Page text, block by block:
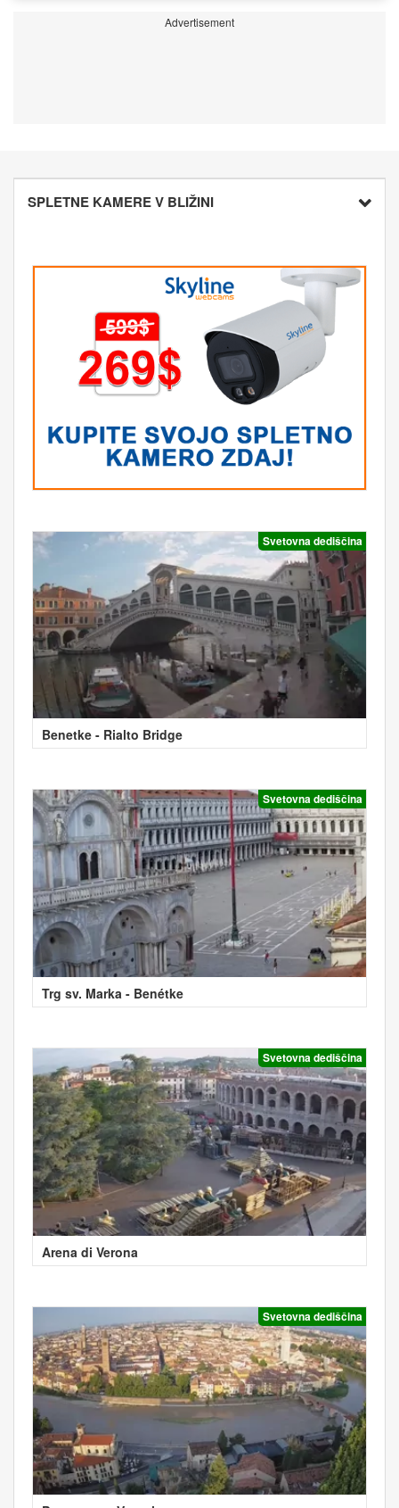
Advertisement
SPLETNE KAMERE V BLIŽINI
Svetovna dediščina
Benetke - Rialto Bridge
Svetovna dediščina
Trg sv. Marka - Benétke
Svetovna dediščina
Arena di Verona
Svetovna dediščina